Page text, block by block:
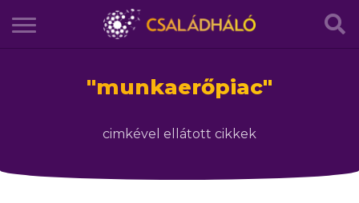
"munkaerőpiac"
cimkével ellátott cikkek